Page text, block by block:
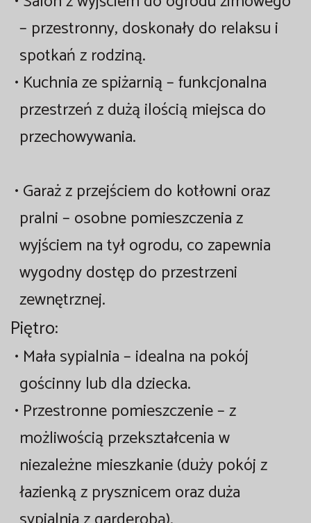
– przestronny, doskonały do relaksu i
spotkań z rodziną.
• Kuchniaze spiżarnią – funkcjonalna
przestrzeń z dużą ilością miejsca do
przechowywania.
• Garaż z przejściem do kotłowni oraz
pralni– osobne pomieszczenia z
wyjściem na tył ogrodu, co zapewnia
wygodny dostęp do przestrzeni
zewnętrznej.
Piętro:
• Mała sypialnia– idealna na pokój
gościnny lub dla dziecka.
• Przestronne pomieszczenie– z
możliwością przekształcenia w
niezależne mieszkanie (duży pokój z
łazienką z prysznicem oraz duża